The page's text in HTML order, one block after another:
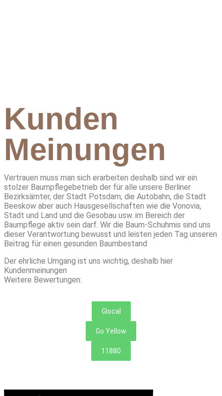
Kunden
Meinungen
Vertrauen muss man sich erarbeiten deshalb sind wir ein
stolzer Baumpflegebetrieb der für alle unsere Berliner
Bezirksämter, der Stadt Potsdam, die Autobahn, die Stadt
Beeskow aber auch Hausgesellschaften wie die Vonovia,
Stadt und Land und die Gesobau usw. im Bereich der
Baumpflege aktiv sein darf. Wir die Baum-Schuhmis sind uns
dieser Verantwortung bewusst und leisten jeden Tag unseren
Beitrag für einen gesunden Baumbestand
Der ehrliche Umgang ist uns wichtig, deshalb hier
Kundenmeinungen
Weitere Bewertungen:
Glocal
Go Yellow
11880